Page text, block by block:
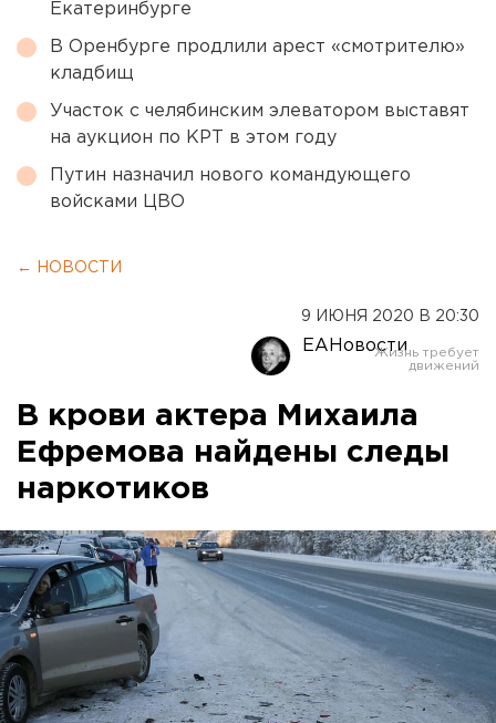
Екатеринбурге
В Оренбурге продлили арест «смотрителю»
кладбищ
Участок с челябинским элеватором выставят
на аукцион по КРТ в этом году
Путин назначил нового командующего
войсками ЦВО
← НОВОСТИ
9 ИЮНЯ 2020 В 20:30
ЕАНовости
В крови актера Михаила
Ефремова найдены следы
наркотиков